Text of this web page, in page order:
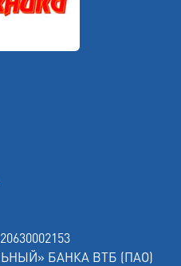
БАНКА ВТБ (ПАО)